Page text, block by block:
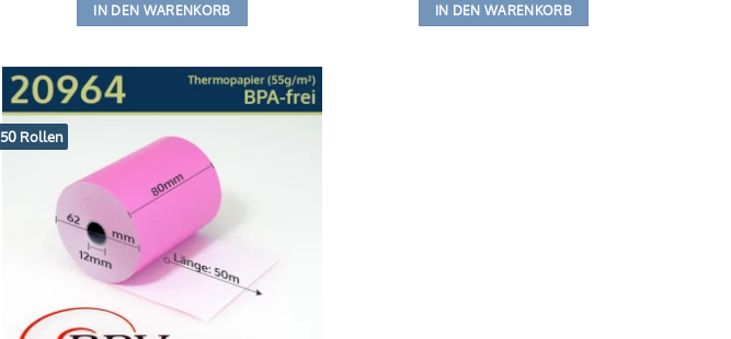
IN DEN WARENKORB IN DEN WARENKORB
50 Rollen